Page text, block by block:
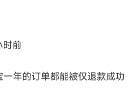
时前
年的订单都能被仅退款成功